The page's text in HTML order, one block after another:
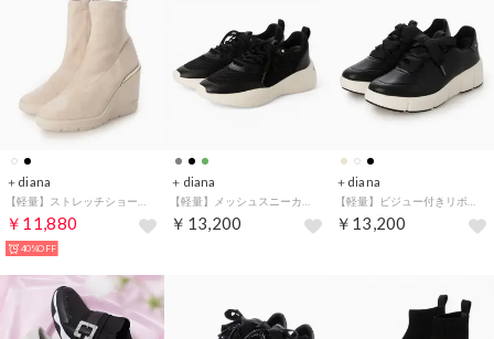
＋diana
￥11,880
40%OFF
＋diana
￥13,200
＋diana
￥13,200